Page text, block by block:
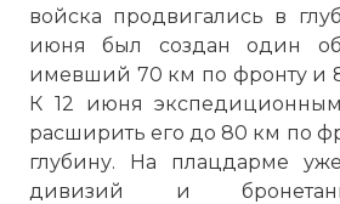
войска продвигались в
июня был создан один
имевший 70 км по фронту и
К 12 июня
расширить его до 80 км по
глубину. На плацдарме
дивизий и